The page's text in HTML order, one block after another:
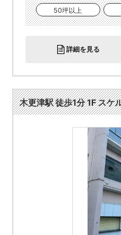
50坪以上
詳細を見る
木更津駅 徒歩1分 1F ス